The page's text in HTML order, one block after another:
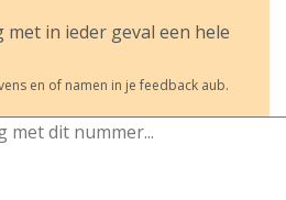
in ieder geval een hele
en of namen in je feedback aub.